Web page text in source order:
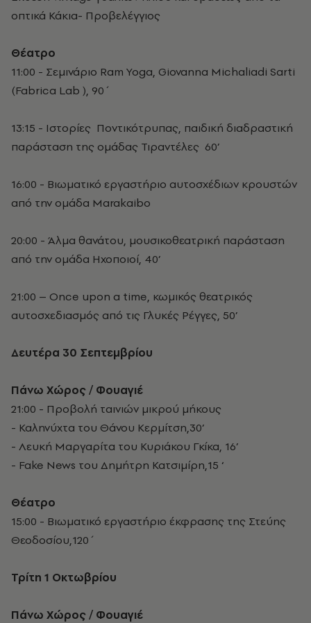
οπτικά Κάκια- Προβελέγγιος
Θέατρο
11:00 - Σεμινάριο Ram Yoga, Giovanna Michaliadi Sarti
(Fabrica Lab ), 90΄
13:15 - Ιστορίες Ποντικότρυπας, παιδική διαδραστική
παράσταση της ομάδας Τιραντέλες 60’
16:00 - Βιωματικό εργαστήριο αυτοσχέδιων κρουστών
από την ομάδα Marakaibo
20:00 - Άλμα θανάτου, μουσικοθεατρική παράσταση
από την ομάδα Ηχοποιοί, 40’
21:00 – Once upon a time, κωμικός θεατρικός
αυτοσχεδιασμός από τις Γλυκές Ρέγγες, 50’
Δευτέρα 30 Σεπτεμβρίου
Πάνω Χώρος / Φουαγιέ
21:00 - Προβολή ταινιών μικρού μήκους
- Καληνύχτα του Θάνου Κερμίτση,30’
- Λευκή Μαργαρίτα του Κυριάκου Γκίκα, 16’
- Fake News του Δημήτρη Κατσιμίρη,15 ‘
Θέατρο
15:00 - Βιωματικό εργαστήριο έκφρασης της Στεύης
Θεοδοσίου,120΄
Τρίτη 1 Οκτωβρίου
Πάνω Χώρος / Φουαγιέ